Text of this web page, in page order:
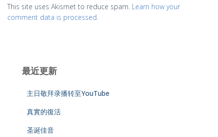
This site uses Akismet to reduce spam. Learn how your
comment data is processed.
最近更新
主日敬拜录播转至YouTube
真實的復活
圣诞佳音